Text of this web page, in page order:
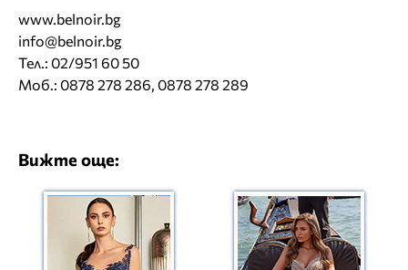
www.belnoir.bg
info@belnoir.bg
Тел.: 02/951 60 50
Моб.: 0878 278 286, 0878 278 289
Вижте още: